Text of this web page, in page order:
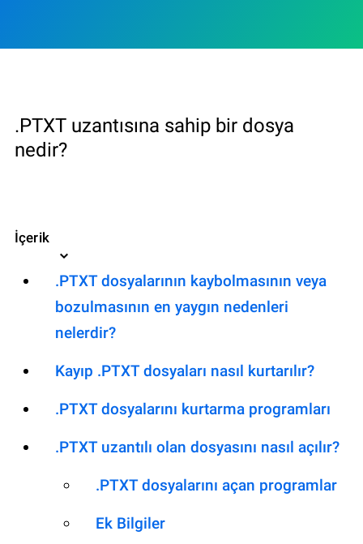
.PTXT uzantısına sahip bir dosya
nedir?
İçerik
.PTXT dosyalarının kaybolmasının veya
bozulmasının en yaygın nedenleri
nelerdir?
Kayıp .PTXT dosyaları nasıl kurtarılır?
.PTXT dosyalarını kurtarma programları
.PTXT uzantılı olan dosyasını nasıl açılır?
.PTXT dosyalarını açan programlar
Ek Bilgiler